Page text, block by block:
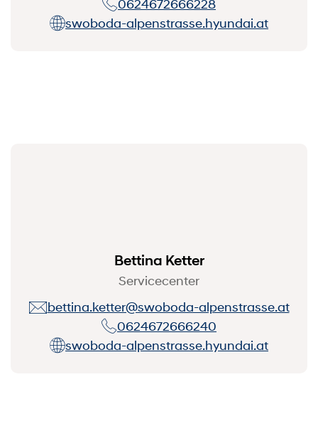
0624672666228
swoboda-alpenstrasse.hyundai.at
Bettina Ketter
Servicecenter
bettina.ketter@swoboda-alpenstrasse.at
0624672666240
swoboda-alpenstrasse.hyundai.at